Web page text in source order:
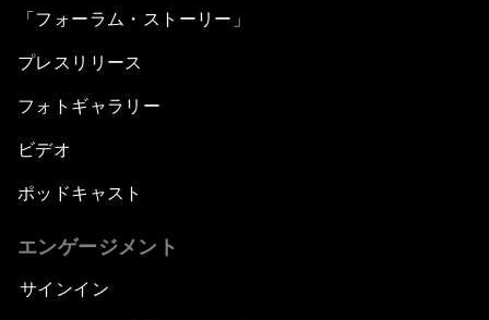
「フォーラム・ストーリー」
プレスリリース
フォトギャラリー
ビデオ
ポッドキャスト
エンゲージメント
サインイン